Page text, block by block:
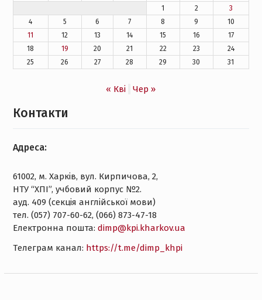
1
2
3
4
5 6 7 8 9
10
11
12 13 14 15 16
17
18
19 20 21 22 23
24
25
26 27 28 29 30 31
« Кві Чер »
Контакти
Адреса:
61002, м. Харків, вул. Кирпичова, 2,
НТУ “ХПІ”, учбовий корпус №2.
ауд. 409 (секція англійської мови)
тел. (057) 707-60-62, (066) 873-47-18
Електронна пошта: dimp@kpi.kharkov.ua
Tелеграм канал: https://t.me/dimp_khpi